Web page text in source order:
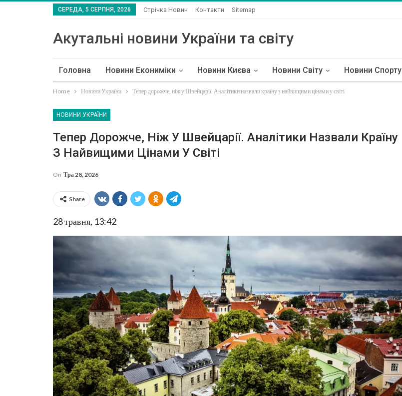
СЕРЕДА, 5 СЕРПНЯ, 2026 Стрічка Новин Контакти Sitemap
Акутальні новини України та світу
Головна Новини Екониміки Новини Києва Новини Світу Новини Спорту
Home Новини України Тепер дорожче, ніж у Швейцарії. Аналітики назвали країну з найвищими цінами у світі
НОВИНИ УКРАЇНИ
Тепер Дорожче, Ніж У Швейцарії. Аналітики Назвали Країну
З Найвищими Цінами У Світі
On Тра 28, 2026
Share
28 травня, 13:42